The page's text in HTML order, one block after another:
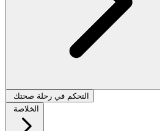
التحكم في رحلة صحتك
الخلاصة